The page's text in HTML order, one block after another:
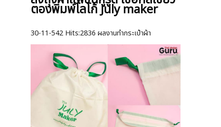
ตองพิมพ์โลโก้ July maker
30-11-542 Hits:2836 ผลงานทำกระเป๋าผ้า